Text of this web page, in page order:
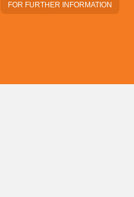
FOR FURTHER INFORMATION